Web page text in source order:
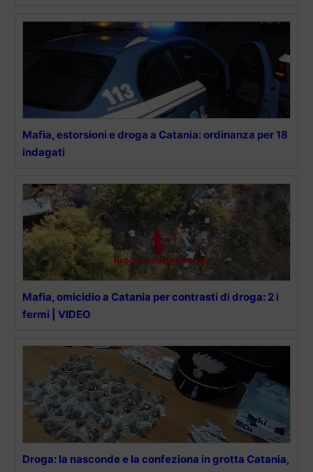
Mafia, estorsioni e droga a Catania: ordinanza per 18
indagati
Mafia, omicidio a Catania per contrasti di droga: 2 i
fermi | VIDEO
Droga: la nasconde e la confeziona in grotta Catania,